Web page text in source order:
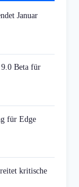
Januar
Beta für
für Edge
kritische